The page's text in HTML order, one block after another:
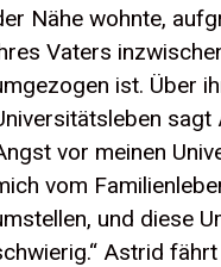
Nähe wohnte,
Vaters
ist. Über
sagt
vor meinen
vom
und diese
Astrid